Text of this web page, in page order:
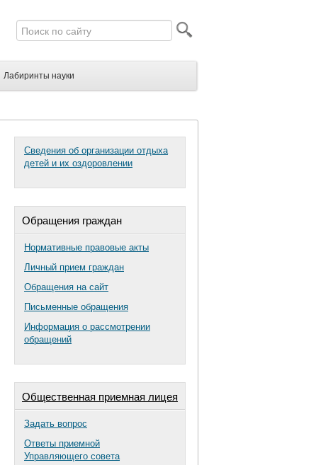
Лабиринты науки
Сведения об организации отдыха
детей и их оздоровлении
Обращения граждан
Нормативные правовые акты
Личный прием граждан
Обращения на сайт
Письменные обращения
Информация о рассмотрении
обращений
Общественная приемная лицея
Задать вопрос
Ответы приемной
Управляющего совета